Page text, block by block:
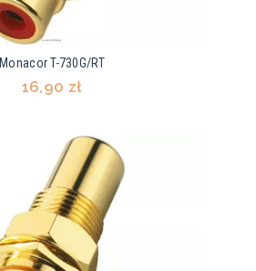
Monacor T-730G/RT
16,90 zł